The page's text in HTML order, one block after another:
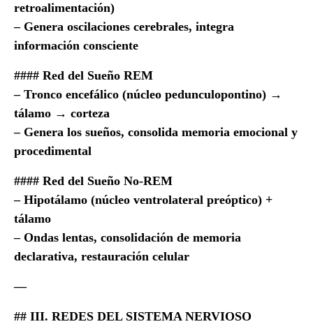
retroalimentación)
– Genera oscilaciones cerebrales, integra
información consciente
#### Red del Sueño REM
– Tronco encefálico (núcleo pedunculopontino) →
tálamo → corteza
– Genera los sueños, consolida memoria emocional y
procedimental
#### Red del Sueño No-REM
– Hipotálamo (núcleo ventrolateral preóptico) +
tálamo
– Ondas lentas, consolidación de memoria
declarativa, restauración celular
—
## III. REDES DEL SISTEMA NERVIOSO